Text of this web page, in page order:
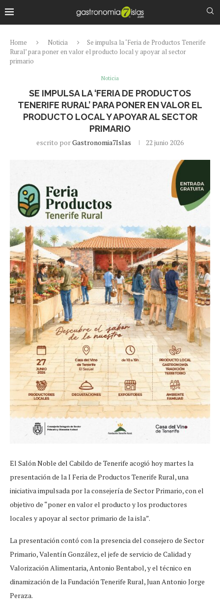
Home Noticia
Se impulsa la ‘Feria de Productos Tenerife
Rural’ para poner en valor el producto local y apoyar al sector
primario
Noticia
SE IMPULSA LA ‘FERIA DE PRODUCTOS
TENERIFE RURAL’ PARA PONER EN VALOR EL
PRODUCTO LOCAL Y APOYAR AL SECTOR
PRIMARIO
escrito porGastronomia7Islas 22 junio 2026
El Salón Noble del Cabildo de Tenerife acogió hoy martes la
presentación de la I Feria de Productos Tenerife Rural, una
iniciativa impulsada por la consejería de Sector Primario, con el
objetivo de “poner en valor el producto y los productores
locales y apoyar al sector primario de la isla”.
La presentación contó con la presencia del consejero de Sector
Primario, Valentín González, el jefe de servicio de Calidad y
Valorización Alimentaria, Antonio Bentabol, y el técnico en
dinamización de la Fundación Tenerife Rural, Juan Antonio Jorge
Peraza.